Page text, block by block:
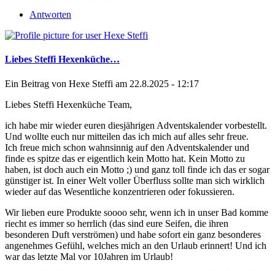
Antworten
Liebes Steffi Hexenküche…
Ein Beitrag von Hexe Steffi am 22.8.2025 - 12:17
Liebes Steffi Hexenküche Team,
ich habe mir wieder euren diesjährigen Adventskalender vorbestellt.
Und wollte euch nur mitteilen das ich mich auf alles sehr freue.
Ich freue mich schon wahnsinnig auf den Adventskalender und
finde es spitze das er eigentlich kein Motto hat. Kein Motto zu
haben, ist doch auch ein Motto ;) und ganz toll finde ich das er sogar
günstiger ist. In einer Welt voller Überfluss sollte man sich wirklich
wieder auf das Wesentliche konzentrieren oder fokussieren.
Wir lieben eure Produkte soooo sehr, wenn ich in unser Bad komme
riecht es immer so herrlich (das sind eure Seifen, die ihren
besonderen Duft verströmen) und habe sofort ein ganz besonderes
angenehmes Gefühl, welches mich an den Urlaub erinnert! Und ich
war das letzte Mal vor 10Jahren im Urlaub!